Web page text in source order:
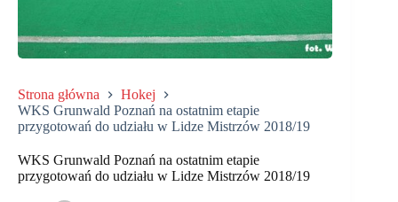
Strona główna
Hokej
WKS Grunwald Poznań na ostatnim etapie
przygotowań do udziału w Lidze Mistrzów 2018/19
WKS Grunwald Poznań na ostatnim etapie
przygotowań do udziału w Lidze Mistrzów 2018/19